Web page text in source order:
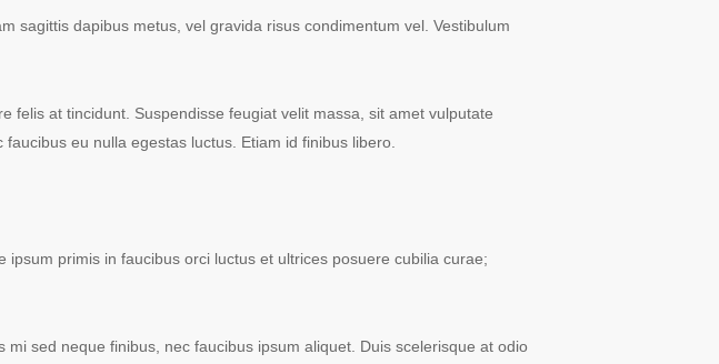
sagittis dapibus metus, vel gravida risus condimentum vel. Vestibulum
felis at tincidunt. Suspendisse feugiat velit massa, sit amet vulputate
eu nulla egestas luctus. Etiam id finibus libero.
primis in faucibus orci luctus et ultrices posuere cubilia curae;
sed neque finibus, nec faucibus ipsum aliquet. Duis scelerisque at odio